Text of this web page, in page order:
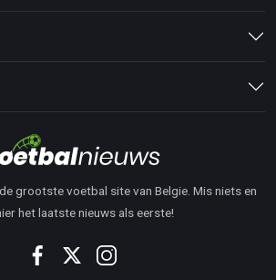
grootste voetbal site van Belgie. Mis niets en
het laatste nieuws als eerste!